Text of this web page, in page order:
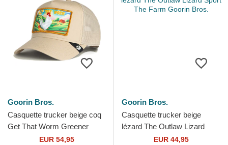
Goorin Bros.
Casquette trucker beige coq
Get That Worm Greener
Grass The Farm Goorin
EUR 54,95
Goorin Bros.
Casquette trucker beige
lézard The Outlaw Lizard
Sport The Farm Goorin Bros.
EUR 44,95